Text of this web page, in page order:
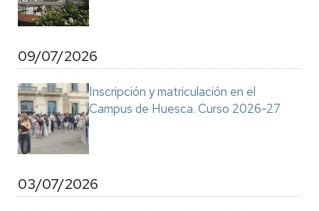
09/07/2026
Inscripción y matriculación en el
Campus de Huesca. Curso 2026-27
03/07/2026